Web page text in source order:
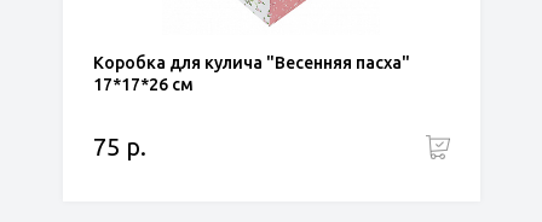
Коробка для кулича "Весенняя пасха"
17*17*26 см
75 р.